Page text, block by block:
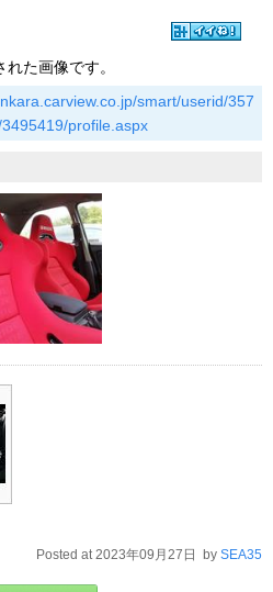
た画像です。
smart/userid/357
profile.aspx
Posted at 2023年09月27日 by SEA35